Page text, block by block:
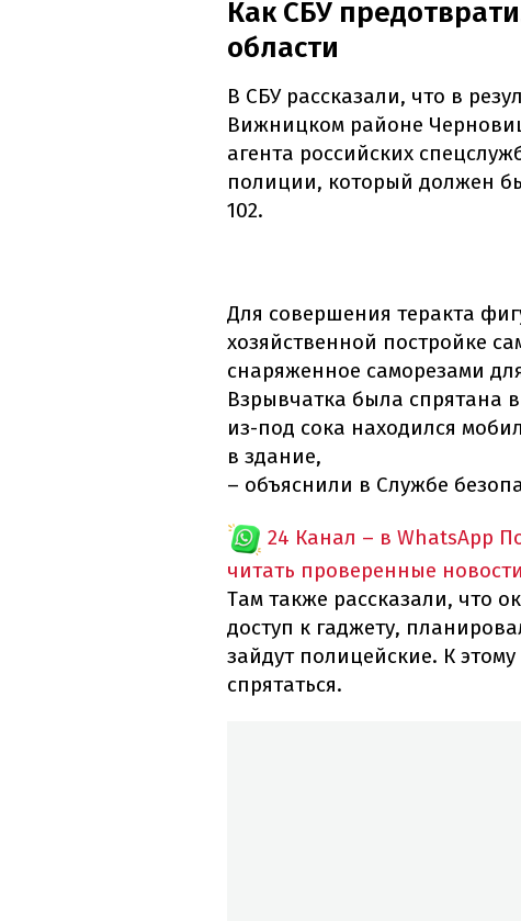
Как СБУ
области
В СБУ рассказали, что в
Вижницком районе
агента российских
полиции, который должен
102.
Для совершения теракта
хозяйственной постройке
снаряженное саморезами
Взрывчатка была спрятана
из-под сока находился
в здание,
– объяснили в Службе
24 Канал – в WhatsApp
читать проверенные новости
Там также рассказали, что
доступ к гаджету,
зайдут полицейские. К
спрятаться.